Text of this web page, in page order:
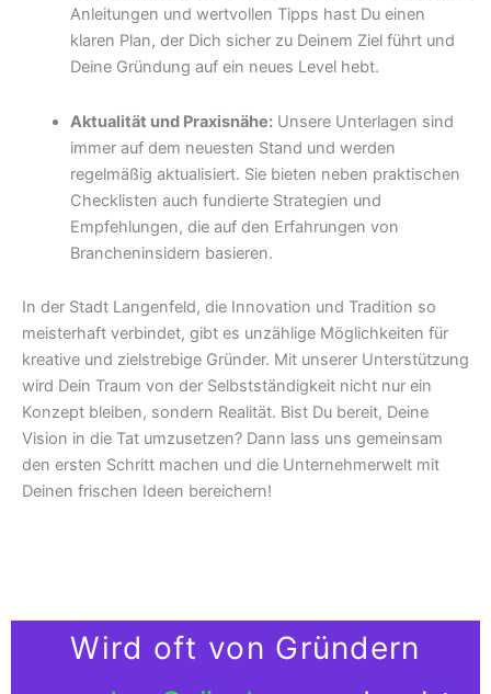
Anleitungen und wertvollen Tipps hast Du einen
klaren Plan, der Dich sicher zu Deinem Ziel führt und
Deine Gründung auf ein neues Level hebt.
Aktualität und Praxisnähe:Unsere Unterlagen sind
immer auf dem neuesten Stand und werden
regelmäßig aktualisiert. Sie bieten neben praktischen
Checklisten auch fundierte Strategien und
Empfehlungen, die auf den Erfahrungen von
Brancheninsidern basieren.
In der Stadt Langenfeld, die Innovation und Tradition so
meisterhaft verbindet, gibt es unzählige Möglichkeiten für
kreative und zielstrebige Gründer. Mit unserer Unterstützung
wird Dein Traum von der Selbstständigkeit nicht nur ein
Konzept bleiben, sondern Realität. Bist Du bereit, Deine
Vision in die Tat umzusetzen? Dann lass uns gemeinsam
den ersten Schritt machen und die Unternehmerwelt mit
Deinen frischen Ideen bereichern!
Wird oft von Gründern